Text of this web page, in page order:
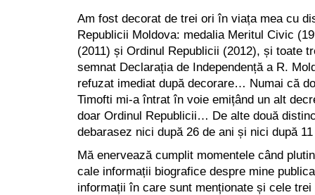
Am fost decorat de trei ori în viața mea cu
Republicii Moldova: medalia Meritul Civic
(2011) și Ordinul Republicii (2012), și toate
semnat Declarația de Independență a R.
refuzat imediat după decorare… Numai că
Timofti mi-a întrat în voie emițând un alt
doar Ordinul Republicii… De alte două
debarasez nici după 26 de ani și nici după
Mă enervează cumplit momentele când
cale informații biografice despre mine
informații în care sunt menționate și cele